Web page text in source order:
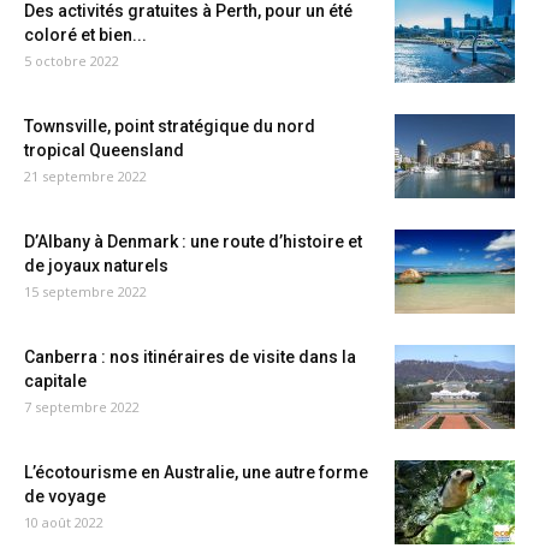
Des activités gratuites à Perth, pour un été
coloré et bien...
5 octobre 2022
Townsville, point stratégique du nord
tropical Queensland
21 septembre 2022
D’Albany à Denmark : une route d’histoire et
de joyaux naturels
15 septembre 2022
Canberra : nos itinéraires de visite dans la
capitale
7 septembre 2022
L’écotourisme en Australie, une autre forme
de voyage
10 août 2022